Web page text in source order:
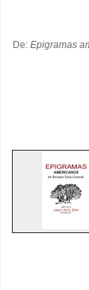
De: Epigramas